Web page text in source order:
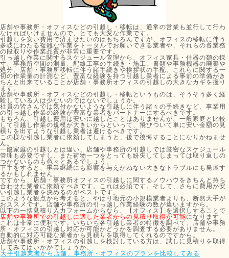
店舗や事務所・オフィスなどの引越し・移転は、通常の営業も並行して行わ
なければいけませんので、とても大変な作業です。
引越しを安い費用で済ませたいのはもちろんですが、オフィスの移転に伴う
多岐にわたる複雑な作業をトータルでお願いできる業者や、それらの各業務
の段取りや作業品質が非常に重要です。
引っ越し作業に関するスケジュール管理から、オフィス家具・什器の類の採
寸、事務所空間の測量、配線工事の手続き・施工、書類や事務機器の廃棄や
処分、店舗・事務所移転に伴う諸手続きや挨拶状の手配、これらに関する一
切の作業量の計測など、豊富な経験を持つ引越し業者による事前の準備がき
ちんと出来ていることが店舗・事務所オフィスの引越しの大きなカギを握り
ます。
店舗や事務所・オフィスなどの引越し・移転というものは、そうそう多く経
験している人は少ないのではないでしょうか。
社員の皆さんでは気付かないような引越しに伴う諸々の手続きなど、事業用
の引っ越し作業の経験が豊富な業者をパートナーにするべきです。
もちろん、引越し費用は安いに越したことはありませんが、一般家庭と比較
して引越し作業の規模が大きいからといって、飛びついて単に安い金額の見
積りを出すような引越し業者は避けるべきです。
この様な引越し業者に依頼してしまうと、後で後悔することになりかねませ
ん。
一般家庭の引越しとは違い、店舗や事務所の引越しでは厳密なスケジュール
管理も必要ですし、また荷物一つをとっても紛失してしまっては取り返しの
つかないものも色々とあるでしょう。
下手をすると、事業継続にも影響を与えかねない大きなトラブルにも発展す
るかもしれません。
ですから、店舗・事務所オフィスの引越しに関するノウハウをきちんと持ち
合わせた業者に依頼すべきです。これは必須です。そして、さらに費用が安
い引越し業者を決めるのがベストです。
このような観点から考えると、やはり地元の小規模業者よりも、断然大手が
おススメです。店舗や事務所の引っ越し作業経験の数が違いますから。
以下の一括見積り入力フォームからなら、【オフィス】を選択しすることで
店舗や事務所での引越しに適した業者からの見積り取得が可能になります。
これは非常に便利です。いちいち各引越し業者の特徴を調べて、店舗や事務
所・オフィスの引越し対応が可能かどうかを調査する必要がありません。
自動的に対応可能な業者から見積りを取得してくれるのですから。
店舗や事務所・オフィスの引越しを検討している方は、試しに見積りを取得
してみてはいかがでしょうか。
大手引越業者から店舗、事務所・オフィスのプランを比較してみる